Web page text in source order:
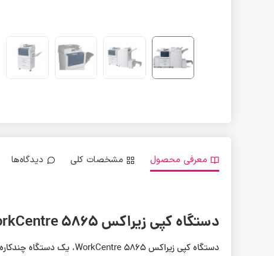
معرفی محصول مشخصات کلی دیدگاه‌ها
دستگاه کپی زیراکس WorkCentre 5865
دستگاه کپی زیراکس WorkCentre 5865، یک دستگاه چندکاره پیشرفته است که با قابلیت‌های بسیاری مانند چاپ، کپی، اسکن و فکس، برای محیط‌های اداری و تجاری مناسب است.